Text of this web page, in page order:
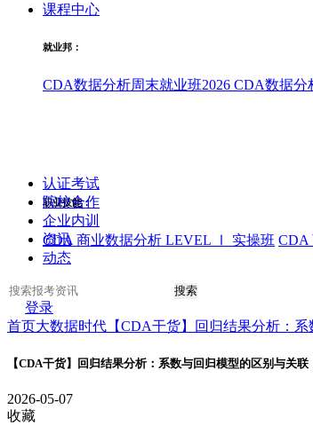
课程中心
就业邦：
CDA数据分析周末就业班2026 CDA数据分
职业技能：
CDA 商业数据分析 LEVEL Ⅰ 实操班 CDA
认证考试
院校合作
企业内训
资讯
动态
搜索
登录
首页大数据时代 【CDA干货】回归结果分析：
【CDA干货】回归结果分析：系数与回归模型的区别与关联
2026-05-07
收藏